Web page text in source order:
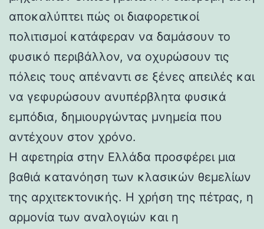
αποκαλύπτει πώς οι διαφορετικοί
πολιτισμοί κατάφεραν να δαμάσουν το
φυσικό περιβάλλον, να οχυρώσουν τις
πόλεις τους απέναντι σε ξένες απειλές και
να γεφυρώσουν ανυπέρβλητα φυσικά
εμπόδια, δημιουργώντας μνημεία που
αντέχουν στον χρόνο.
Η αφετηρία στην Ελλάδα προσφέρει μια
βαθιά κατανόηση των κλασικών θεμελίων
της αρχιτεκτονικής. Η χρήση της πέτρας, η
αρμονία των αναλογιών και η